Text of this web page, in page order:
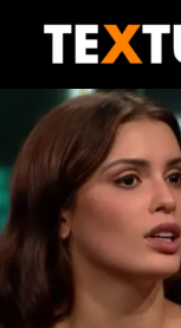
TEXTUAL